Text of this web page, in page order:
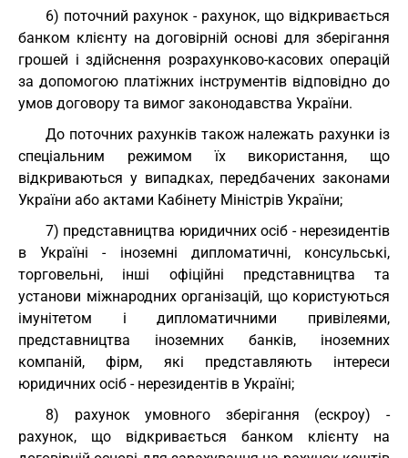
6) поточний рахунок - рахунок, що відкривається
банком клієнту на договірній основі для зберігання
грошей і здійснення розрахунково-касових операцій
за допомогою платіжних інструментів відповідно до
умов договору та вимог законодавства України.
До поточних рахунків також належать рахунки із
спеціальним режимом їх використання, що
відкриваються у випадках, передбачених законами
України або актами Кабінету Міністрів України;
7) представництва юридичних осіб - нерезидентів
в Україні - іноземні дипломатичні, консульські,
торговельні, інші офіційні представництва та
установи міжнародних організацій, що користуються
імунітетом і дипломатичними привілеями,
представництва іноземних банків, іноземних
компаній, фірм, які представляють інтереси
юридичних осіб - нерезидентів в Україні;
8) рахунок умовного зберігання (ескроу) -
рахунок, що відкривається банком клієнту на